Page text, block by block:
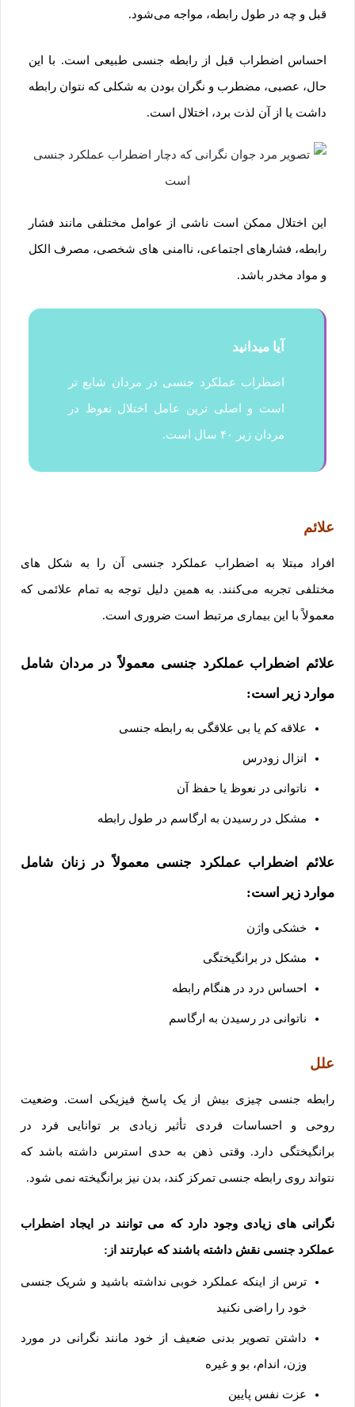
قبل و چه در طول رابطه، مواجه می‌شود.
احساس اضطراب قبل از رابطه جنسی طبیعی است. با این
حال، عصبی، مضطرب و نگران بودن به شکلی که نتوان رابطه
داشت یا از آن لذت برد، اختلال است.
این اختلال ممکن است ناشی از عوامل مختلفی مانند فشار
رابطه، فشارهای اجتماعی، ناامنی های شخصی، مصرف الکل
و مواد مخدر باشد.
آیا میدانید
اضطراب عملکرد جنسی در مردان شایع تر
است و اصلی ترین عامل اختلال نعوظ در
مردان زیر ۴۰ سال است.
علائم
افراد مبتلا به اضطراب عملکرد جنسی آن را به شکل های
مختلفی تجربه می‌کنند. به همین دلیل توجه به تمام علائمی که
معمولاً با این بیماری مرتبط است ضروری است.
علائم اضطراب عملکرد جنسی معمولاً در مردان شامل
موارد زیر است:
علاقه کم یا بی علاقگی به رابطه جنسی
انزال زودرس
ناتوانی در نعوظ یا حفظ آن
مشکل در رسیدن به ارگاسم در طول رابطه
علائم اضطراب عملکرد جنسی معمولاً در زنان شامل
موارد زیر است:
خشکی واژن
مشکل در برانگیختگی
احساس درد در هنگام رابطه
ناتوانی در رسیدن به ارگاسم
علل
رابطه جنسی چیزی بیش از یک پاسخ فیزیکی است. وضعیت
روحی و احساسات فردی تأثیر زیادی بر توانایی فرد در
برانگیختگی دارد. وقتی ذهن به حدی استرس داشته باشد که
نتواند روی رابطه جنسی تمرکز کند، بدن نیز برانگیخته نمی شود.
نگرانی های زیادی وجود دارد که می توانند در ایجاد اضطراب
عملکرد جنسی نقش داشته باشند که عبارتند از:
ترس از اینکه عملکرد خوبی نداشته باشید و شریک جنسی
خود را راضی نکنید
داشتن تصویر بدنی ضعیف از خود مانند نگرانی در مورد
وزن، اندام، بو و غیره
عزت نفس پایین